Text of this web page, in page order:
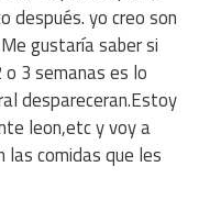
después. yo creo son
gustaría saber si
3 semanas es lo
despareceran.Estoy
leon,etc y voy a
las comidas que les